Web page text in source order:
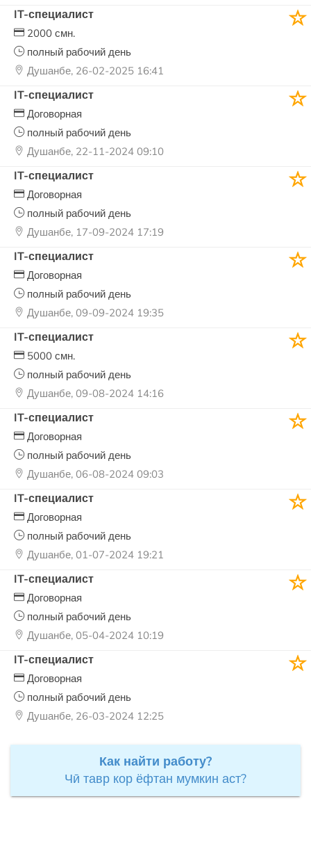
IT-специалист
2000 смн.
полный рабочий день
Душанбе, 26-02-2025 16:41
IT-специалист
Договорная
полный рабочий день
Душанбе, 22-11-2024 09:10
IT-специалист
Договорная
полный рабочий день
Душанбе, 17-09-2024 17:19
IT-специалист
Договорная
полный рабочий день
Душанбе, 09-09-2024 19:35
IT-специалист
5000 смн.
полный рабочий день
Душанбе, 09-08-2024 14:16
IT-специалист
Договорная
полный рабочий день
Душанбе, 06-08-2024 09:03
IT-специалист
Договорная
полный рабочий день
Душанбе, 01-07-2024 19:21
IT-специалист
Договорная
полный рабочий день
Душанбе, 05-04-2024 10:19
IT-специалист
Договорная
полный рабочий день
Душанбе, 26-03-2024 12:25
Как найти работу?
Чӣ тавр кор ёфтан мумкин аст?